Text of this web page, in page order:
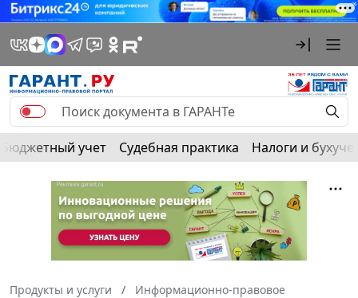
Бюджетный учет Судебная практика Налоги и
Продукты и услуги
Информационно-правовое